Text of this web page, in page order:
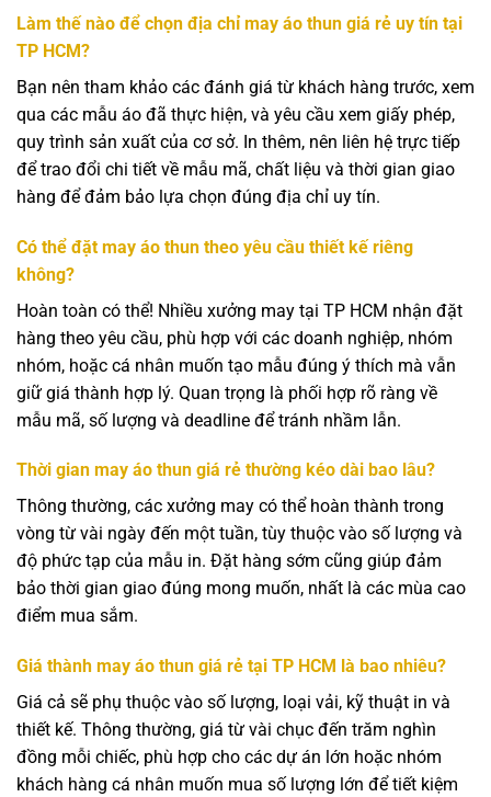
Làm thế nào để chọn địa chỉ may áo thun giá rẻ uy tín tại
TP HCM?
Bạn nên tham khảo các đánh giá từ khách hàng trước, xem
qua các mẫu áo đã thực hiện, và yêu cầu xem giấy phép,
quy trình sản xuất của cơ sở. In thêm, nên liên hệ trực tiếp
để trao đổi chi tiết về mẫu mã, chất liệu và thời gian giao
hàng để đảm bảo lựa chọn đúng địa chỉ uy tín.
Có thể đặt may áo thun theo yêu cầu thiết kế riêng
không?
Hoàn toàn có thể! Nhiều xưởng may tại TP HCM nhận đặt
hàng theo yêu cầu, phù hợp với các doanh nghiệp, nhóm
nhóm, hoặc cá nhân muốn tạo mẫu đúng ý thích mà vẫn
giữ giá thành hợp lý. Quan trọng là phối hợp rõ ràng về
mẫu mã, số lượng và deadline để tránh nhầm lẫn.
Thời gian may áo thun giá rẻ thường kéo dài bao lâu?
Thông thường, các xưởng may có thể hoàn thành trong
vòng từ vài ngày đến một tuần, tùy thuộc vào số lượng và
độ phức tạp của mẫu in. Đặt hàng sớm cũng giúp đảm
bảo thời gian giao đúng mong muốn, nhất là các mùa cao
điểm mua sắm.
Giá thành may áo thun giá rẻ tại TP HCM là bao nhiêu?
Giá cả sẽ phụ thuộc vào số lượng, loại vải, kỹ thuật in và
thiết kế. Thông thường, giá từ vài chục đến trăm nghìn
đồng mỗi chiếc, phù hợp cho các dự án lớn hoặc nhóm
khách hàng cá nhân muốn mua số lượng lớn để tiết kiệm